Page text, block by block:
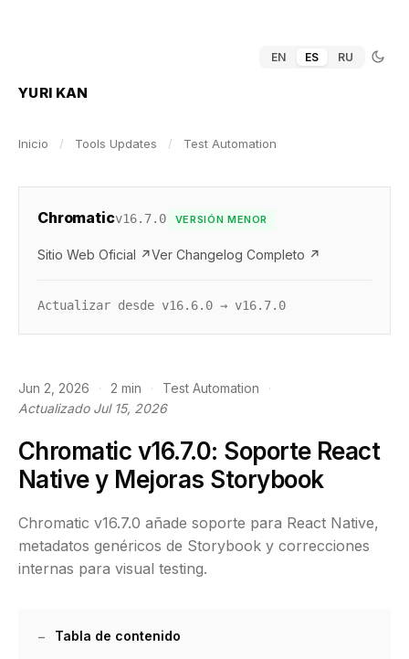
EN ES RU
YURI KAN
Inicio / Tools Updates / Test Automation
Chromaticv16.7.0 VERSIÓN MENOR
Sitio Web Oficial ↗Ver Changelog Completo ↗
Actualizar desde v16.6.0 → v16.7.0
Jun 2, 2026 · 2 min · Test Automation
·
Actualizado Jul 15, 2026
Chromatic v16.7.0: Soporte React
Native y Mejoras Storybook
Chromatic v16.7.0 añade soporte para React Native,
metadatos genéricos de Storybook y correcciones
internas para visual testing.
Tabla de contenido